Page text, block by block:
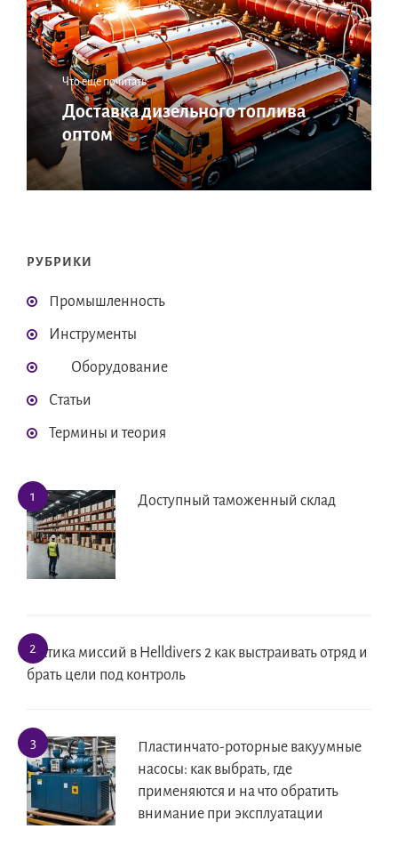
Что еще почитать:
Доставка дизельного топлива
оптом
РУБРИКИ
Промышленность
Инструменты
Оборудование
Статьи
Термины и теория
Доступный таможенный склад
Тактика миссий в Helldivers 2 как выстраивать отряд и
брать цели под контроль
Пластинчато-роторные вакуумные
насосы: как выбрать, где
применяются и на что обратить
внимание при эксплуатации